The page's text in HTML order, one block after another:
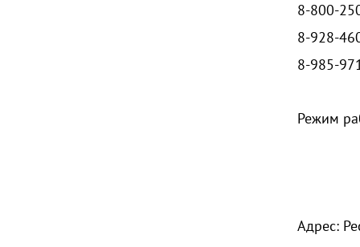
8-800-
8-928-
8-985-
Режим
Адрес: